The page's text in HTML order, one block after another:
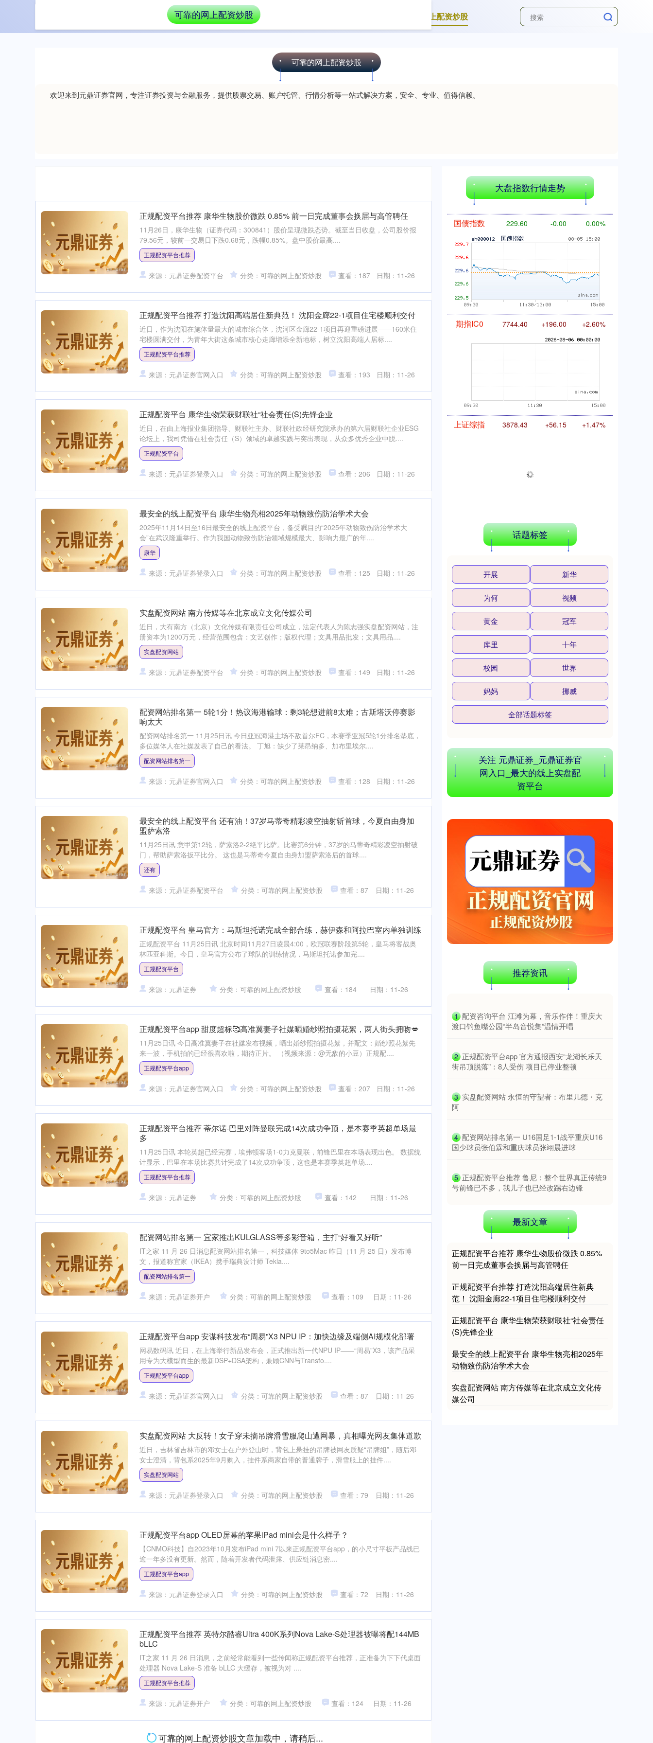
十大炒股杠杆平台 可靠的网上配资炒股
可靠的网上配资炒股
欢迎来到元鼎证券官网，专注证券投资与金融服务，提供股票交易、账户托管、行情分析等一站式解决方案，安全、专业、值得信赖。
可靠的网上配资炒股
正规配资平台推荐 康华生物股价微跌 0.85% 前一日完成董事会换届与高管聘任
11月26日，康华生物（证券代码：300841）股价呈现微跌态势。截至当日收盘，公司股价报
79.56元，较前一交易日下跌0.68元，跌幅0.85%。盘中股价最高....
正规配资平台推荐
来源：元鼎证券配资平台 分类：可靠的网上配资炒股 查看：187 日期：11-26
正规配资平台推荐 打造沈阳高端居住新典范！ 沈阳金廊22-1项目住宅楼顺利交付
近日，作为沈阳在施体量最大的城市综合体，沈河区金廊22-1项目再迎重磅进展——160米住
宅楼圆满交付，为青年大街这条城市核心走廊增添全新地标，树立沈阳高端人居标....
正规配资平台推荐
来源：元鼎证券官网入口 分类：可靠的网上配资炒股 查看：193 日期：11-26
正规配资平台 康华生物荣获财联社“社会责任(S)先锋企业
近日，在由上海报业集团指导、财联社主办、财联社政经研究院承办的第六届财联社企业ESG
论坛上，我司凭借在社会责任（S）领域的卓越实践与突出表现，从众多优秀企业中脱....
正规配资平台
来源：元鼎证券登录入口 分类：可靠的网上配资炒股 查看：206 日期：11-26
最安全的线上配资平台 康华生物亮相2025年动物致伤防治学术大会
2025年11月14日至16日最安全的线上配资平台，备受瞩目的“2025年动物致伤防治学术大
会”在武汉隆重举行。作为我国动物致伤防治领域规模最大、影响力最广的年....
康华
来源：元鼎证券登录入口 分类：可靠的网上配资炒股 查看：125 日期：11-26
实盘配资网站 南方传媒等在北京成立文化传媒公司
近日，大有南方（北京）文化传媒有限责任公司成立，法定代表人为陈志强实盘配资网站，注
册资本为1200万元，经营范围包含：文艺创作；版权代理；文具用品批发；文具用品....
实盘配资网站
来源：元鼎证券配资平台 分类：可靠的网上配资炒股 查看：149 日期：11-26
配资网站排名第一 5轮1分！热议海港输球：剩3轮想进前8太难；古斯塔沃停赛影
响太大
配资网站排名第一 11月25日讯 今日亚冠海港主场不敌首尔FC，本赛季亚冠5轮1分排名垫底，
多位媒体人在社媒发表了自己的看法。 丁旭：缺少了莱昂纳多、加布里埃尔....
配资网站排名第一
来源：元鼎证券官网入口 分类：可靠的网上配资炒股 查看：128 日期：11-26
最安全的线上配资平台 还有油！37岁马蒂奇精彩凌空抽射斩首球，今夏自由身加
盟萨索洛
11月25日讯 意甲第12轮，萨索洛2-2绝平比萨。比赛第6分钟，37岁的马蒂奇精彩凌空抽射破
门，帮助萨索洛扳平比分。 这也是马蒂奇今夏自由身加盟萨索洛后的首球....
还有
来源：元鼎证券配资平台 分类：可靠的网上配资炒股 查看：87 日期：11-26
正规配资平台 皇马官方：马斯坦托诺完成全部合练，赫伊森和阿拉巴室内单独训练
正规配资平台 11月25日讯 北京时间11月27日凌晨4:00，欧冠联赛阶段第5轮，皇马将客战奥
林匹亚科斯。今日，皇马官方公布了球队的训练情况，马斯坦托诺参加完....
正规配资平台
来源：元鼎证券 分类：可靠的网上配资炒股 查看：184 日期：11-26
正规配资平台app 甜度超标🥰高准翼妻子社媒晒婚纱照拍摄花絮，两人街头拥吻💋
11月25日讯 今日高准翼妻子在社媒发布视频，晒出婚纱照拍摄花絮，并配文：婚纱照花絮先
来一波，手机拍的已经很喜欢啦，期待正片。 （视频来源：@无敌的小豆）正规配....
正规配资平台app
来源：元鼎证券官网入口 分类：可靠的网上配资炒股 查看：207 日期：11-26
正规配资平台推荐 蒂尔诺·巴里对阵曼联完成14次成功争顶，是本赛季英超单场最
多
11月25日讯 本轮英超已经完赛，埃弗顿客场1-0力克曼联，前锋巴里在本场表现出色。 数据统
计显示，巴里在本场比赛共计完成了14次成功争顶，这也是本赛季英超单场....
正规配资平台推荐
来源：元鼎证券 分类：可靠的网上配资炒股 查看：142 日期：11-26
配资网站排名第一 宜家推出KULGLASS等多彩音箱，主打“好看又好听”
IT之家 11 月 26 日消息配资网站排名第一，科技媒体 9to5Mac 昨日（11 月 25 日）发布博
文，报道称宜家（IKEA）携手瑞典设计师 Tekla....
配资网站排名第一
来源：元鼎证券开户 分类：可靠的网上配资炒股 查看：109 日期：11-26
正规配资平台app 安谋科技发布“周易”X3 NPU IP：加快边缘及端侧AI规模化部署
网易数码讯 近日，在上海举行新品发布会，正式推出新一代NPU IP——“周易”X3，该产品采
用专为大模型而生的最新DSP+DSA架构，兼顾CNN与Transfo....
正规配资平台app
来源：元鼎证券官网入口 分类：可靠的网上配资炒股 查看：87 日期：11-26
实盘配资网站 大反转！女子穿未摘吊牌滑雪服爬山遭网暴，真相曝光网友集体道歉
近日，吉林省吉林市的邓女士在户外登山时，背包上悬挂的吊牌被网友质疑“吊牌姐”，随后邓
女士澄清，背包系2025年9月购入，挂件系商家自带的普通牌子，滑雪服上的挂件....
实盘配资网站
来源：元鼎证券登录入口 分类：可靠的网上配资炒股 查看：79 日期：11-26
正规配资平台app OLED屏幕的苹果iPad mini会是什么样子？
【CNMO科技】自2023年10月发布iPad mini 7以来正规配资平台app，的小尺寸平板产品线已
逾一年多没有更新。然而，随着开发者代码泄露、供应链消息密....
正规配资平台app
来源：元鼎证券登录入口 分类：可靠的网上配资炒股 查看：72 日期：11-26
正规配资平台推荐 英特尔酷睿Ultra 400K系列Nova Lake-S处理器被曝将配144MB
bLLC
IT之家 11 月 26 日消息，之前经常能看到一些传闻称正规配资平台推荐，正准备为下下代桌面
处理器 Nova Lake-S 准备 bLLC 大缓存，被视为对 ....
正规配资平台推荐
来源：元鼎证券开户 分类：可靠的网上配资炒股 查看：124 日期：11-26
可靠的网上配资炒股文章加载中，请稍后...
大盘指数行情走势
国债指数
沪深300 4658.15 +57.22 +1.24%
北证50 1119.46 +25.97 +2.38%
创业板指 3535.14 +46.18 +1.32%
国债指数 229.60 -0.00 0.00%
话题标签
开展 新华
为何 视频
黄金 冠军
库里 十年
校园 世界
妈妈 挪威
全部话题标签
关注 元鼎证券_元鼎证券官
网入口_最大的线上实盘配
资平台
推荐资讯
1 ​配资咨询平台 江滩为幕，音乐作伴！重庆大
渡口钓鱼嘴公园“半岛音悦集”温情开唱
2 ​正规配资平台app 官方通报西安“龙湖长乐天
街吊顶脱落”：8人受伤 项目已停业整顿
3 ​实盘配资网站 永恒的守望者：布里几德・克
阿
4 ​配资网站排名第一 U16国足1-1战平重庆U16
国少球员张伯霖和重庆球员张翊晨进球
5 ​正规配资平台推荐 鲁尼：整个世界真正传统9
号前锋已不多，我儿子也已经改踢右边锋
最新文章
正规配资平台推荐 康华生物股价微跌 0.85%
前一日完成董事会换届与高管聘任
正规配资平台推荐 打造沈阳高端居住新典
范！ 沈阳金廊22-1项目住宅楼顺利交付
正规配资平台 康华生物荣获财联社“社会责任
(S)先锋企业
最安全的线上配资平台 康华生物亮相2025年
动物致伤防治学术大会
实盘配资网站 南方传媒等在北京成立文化传
媒公司